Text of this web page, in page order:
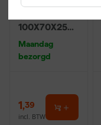
Klingspor
100X70X25m
P220
Maandag
bezorgd
1,39
incl. BTW